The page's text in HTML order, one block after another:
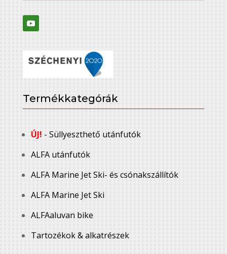
Termékkategórák
ÚJ! - Süllyeszthető utánfutók
ALFA utánfutók
ALFA Marine Jet Ski- és csónakszállítók
ALFA Marine Jet Ski
ALFAaluvan bike
Tartozékok & alkatrészek